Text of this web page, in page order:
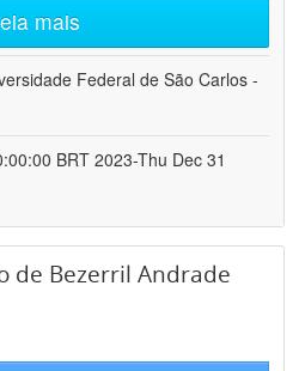
mais
Federal de São Carlos -
BRT 2023-Thu Dec 31
de Bezerril Andrade